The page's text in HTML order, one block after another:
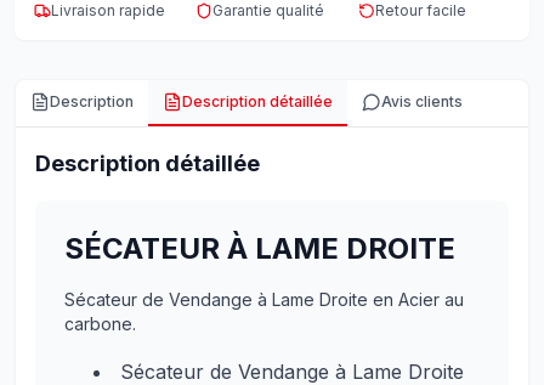
Livraison rapide Garantie qualité Retour facile
Description Description détaillée Avis clients
Description détaillée
SÉCATEUR À LAME DROITE
Sécateur de Vendange à Lame Droite en Acier au
carbone.
Sécateur de Vendange à Lame Droite